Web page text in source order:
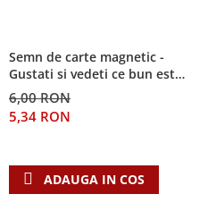
Semn de carte magnetic -
Gustati si vedeti ce bun este
Domnul!
6,00 RON
5,34 RON
ADAUGA IN COS